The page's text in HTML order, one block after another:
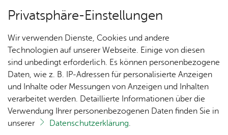
Un­se­re Ort­schaft
Ver­an­stal­tun­gen
Ter­min spei­chern
Ver­an­stal­tung dru­cken
Vor­le­sen
Privatsphäre-Einstellungen
Wir verwenden Dienste, Cookies und andere
Technologien auf unserer Webseite. Einige von diesen
sind unbedingt erforderlich. Es können personenbezogene
Daten, wie z. B. IP-Adressen für personalisierte Anzeigen
und Inhalte oder Messungen von Anzeigen und Inhalten
verarbeitet werden. Detaillierte Informationen über die
Verwendung Ihrer personenbezogenen Daten finden Sie in
unserer
Datenschutzerklärung.